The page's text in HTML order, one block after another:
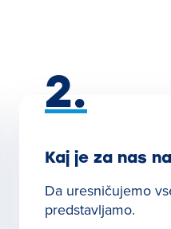
2.
Kaj je za nas
Da uresničujemo
predstavljamo.